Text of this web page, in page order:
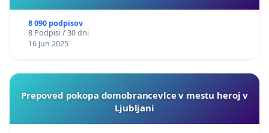
8 090 podpisov
8 Podpisi / 30 dni
16 Jun 2025
Prepoved pokopa domobrancevlce v mestu heroj v
Ljubljani